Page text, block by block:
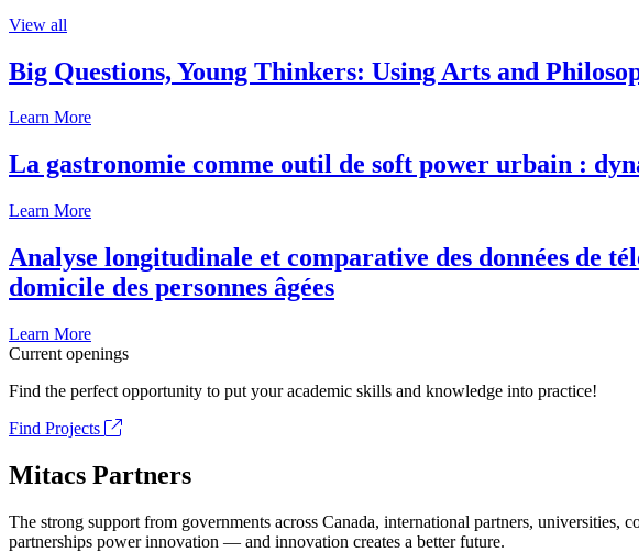
View all
Big Questions, Young Thinkers: Using Arts and
Learn More
La gastronomie comme outil de soft power urbain :
Learn More
Analyse longitudinale et comparative des données de
domicile des personnes âgées
Learn More
Current openings
Find the perfect opportunity to put your academic skills and knowledge into practice!
Find Projects
Mitacs Partners
The strong support from governments across Canada, international partners, universities,
partnerships power innovation — and innovation creates a better future.